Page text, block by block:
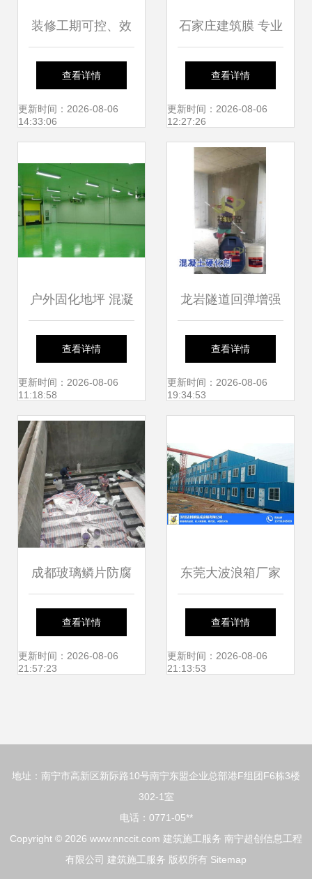
装修工期可控、效
果可期，究竟有多
难？看看这些施工
查看详情
更新时间：2026-08-06
14:33:06
石家庄建筑膜 专业
施工与优质服务构
筑美好未来
查看详情
更新时间：2026-08-06
12:27:26
户外固化地坪 混凝
土固化抛光染色一
体化的建筑施工服
务解析
查看详情
更新时间：2026-08-06
11:18:58
龙岩隧道回弹增强
剂 提升建筑施工质
量的高效工具
查看详情
更新时间：2026-08-06
19:34:53
成都玻璃鳞片防腐
工程 防腐施工
查看详情
更新时间：2026-08-06
21:57:23
东莞大波浪箱厂家
与深圳法利莱集装
箱房屋的精准建筑
查看详情
更新时间：2026-08-06
21:13:53
地址：南宁市高新区新际路10号南宁东盟企业总部港F组团F6栋3楼
302-1室
电话：0771-05**
Copyright © 2026 www.nnccit.com 建筑施工服务 南宁超创信息工程
有限公司 建筑施工服务 版权所有 Sitemap